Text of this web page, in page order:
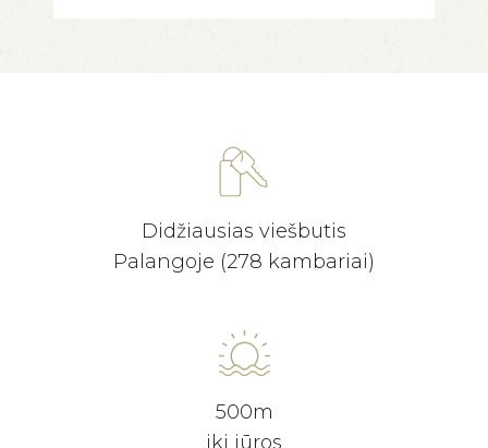
Didžiausias viešbutis
Palangoje (278 kambariai)
500m
iki jūros